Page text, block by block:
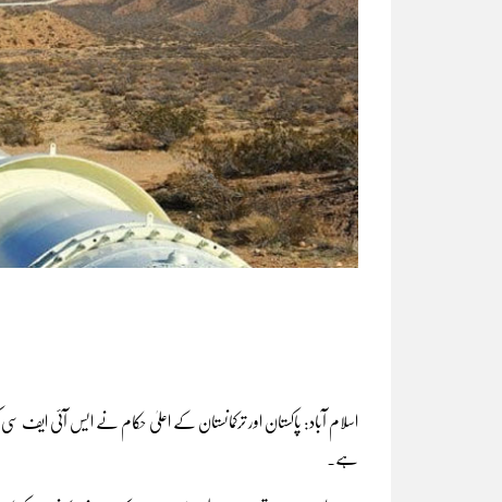
اسلام آباد: پاکستان اور ترکمانستان کے اعلیٰ حکام نے ایس آئی ایف
ہے۔